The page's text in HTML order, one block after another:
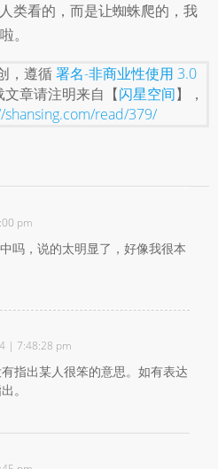
类看的，而是让蜘蛛爬的，我
。
，遵循署名-非商业性使用 3.0
章请注明来自【闪星空间】，
shansing.com/read/379/
pm
吗，说的太明显了，好像我很本
| 7:48:28 pm
指出某人很笨的意思。如有表达
。